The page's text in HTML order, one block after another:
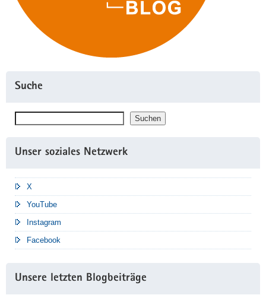
Suche
Suchen
Unser soziales Netzwerk
X
YouTube
Instagram
Facebook
Unsere letzten Blogbeiträge